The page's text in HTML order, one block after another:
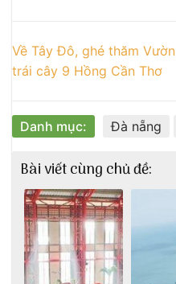
Về Tây Đô, ghé thăm Vườn
trái cây 9 Hồng Cần Thơ
Danh mục: Đà nẵng
Bài viết cùng chủ đề: